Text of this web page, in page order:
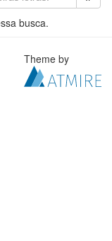
busca.
Theme by